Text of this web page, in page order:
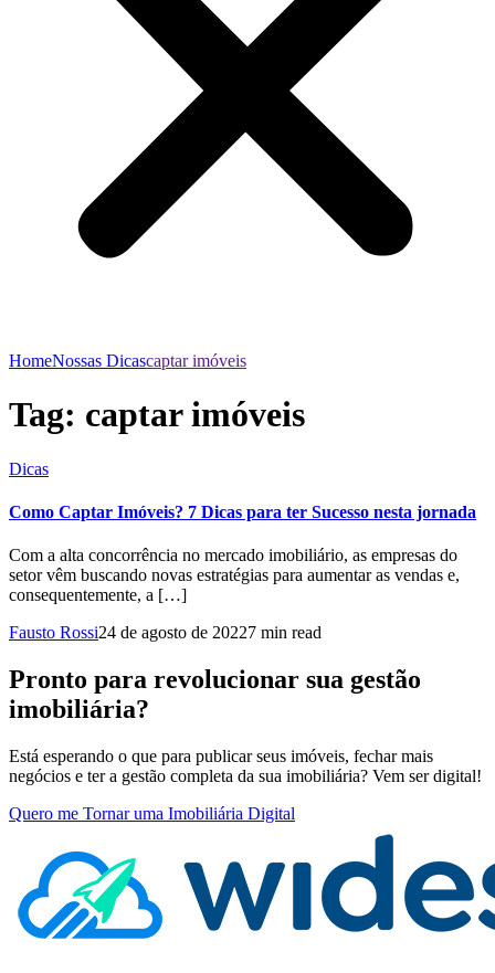
HomeNossas Dicascaptar imóveis
Tag: captar imóveis
Dicas
Como Captar Imóveis? 7 Dicas para ter Sucesso nesta jornada
Com a alta concorrência no mercado imobiliário, as empresas do
setor vêm buscando novas estratégias para aumentar as vendas e,
consequentemente, a […]
Fausto Rossi24 de agosto de 20227 min read
Pronto para revolucionar sua gestão
imobiliária?
Está esperando o que para publicar seus imóveis, fechar mais
negócios e ter a gestão completa da sua imobiliária? Vem ser digital!
Quero me Tornar uma Imobiliária Digital